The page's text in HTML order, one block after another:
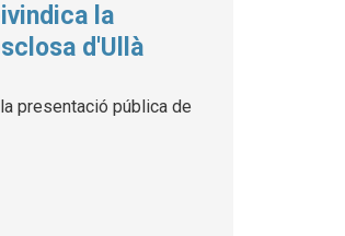
la
d'Ullà
presentació pública de